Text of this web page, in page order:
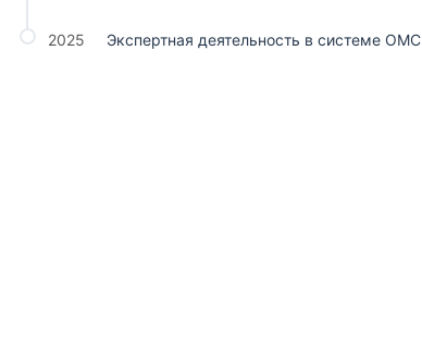
2025 Экспертная деятельность в системе ОМС